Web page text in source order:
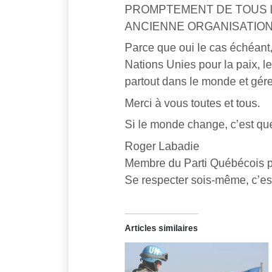
PROMPTEMENT DE
ANCIENNE
Parce que oui le cas
Nations Unies pour la paix,
partout dans le monde et
Merci à vous toutes et tous.
Si le monde change, c’est
Roger Labadie
Membre du Parti Québécois
Se respecter sois-même,
Articles similaires